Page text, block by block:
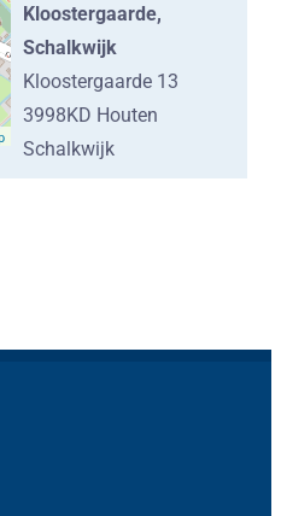
Kloostergaarde,
Schalkwijk
Kloostergaarde 13
3998KD Houten
Schalkwijk